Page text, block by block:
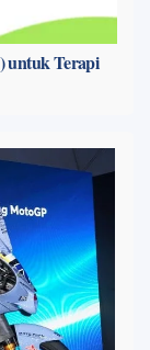
untuk Terapi